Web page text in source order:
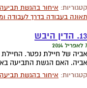
קטגוריות: איחור בהגשת
תאונה בעבודה בדרך לעבודה
13. הדין היבש
7 לאפריל 2014
אביה. האם הגשת התביעה
קטגוריות: איחור בהגשת